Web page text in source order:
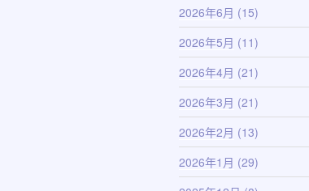
2026年6月 (15)
2026年5月 (11)
2026年4月 (21)
2026年3月 (21)
2026年2月 (13)
2026年1月 (29)